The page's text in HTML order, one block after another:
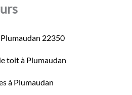
22350
toit à Plumaudan
à Plumaudan